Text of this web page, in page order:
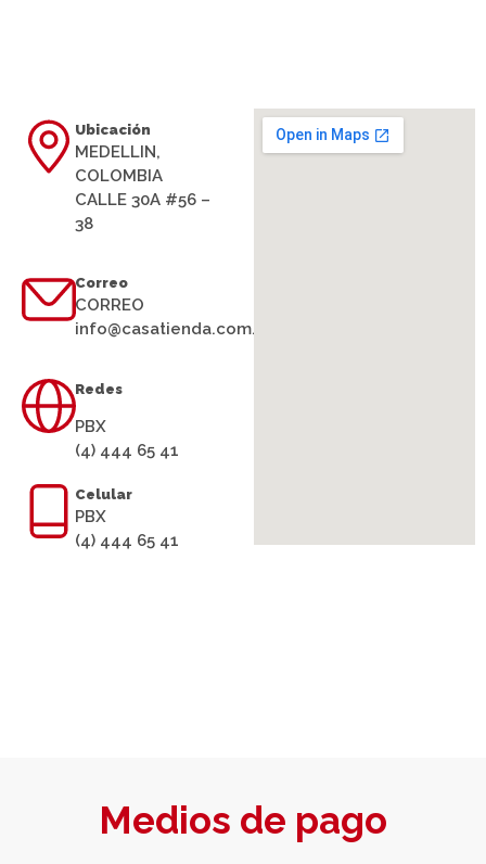
Ubicación
MEDELLIN,
COLOMBIA
CALLE 30A #56 –
38
Correo
CORREO
info@casatienda.com.co
Redes
PBX
(4) 444 65 41
Celular
PBX
(4) 444 65 41
Medios de pago